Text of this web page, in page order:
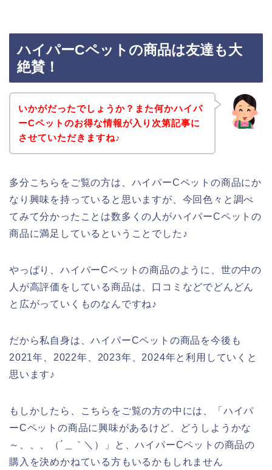
ハイパーCペットの商品は友達も大
絶賛！
いかがだったでしょうか？また何かハイパ
ーCペットのお得な情報が入り次第記事に
させていただきますね♪
多分こちらをご覧の方は、ハイパーCペットの商品にか
なり興味を持っていると思いますが、今回色々と調べ
てみて分かったことは数多くの人がハイパーCペットの
商品に満足しているということでした♪
やっぱり、ハイパーCペットの商品のように、世の中の
人が高評価をしている商品は、口コミなどでどんどん
と広がっていくものなんですね♪
だから私自身は、ハイパーCペットの商品を今後も
2021年、2022年、2023年、2024年と利用していくと
思います♪
もしかしたら、こちらをご覧の方の中には、「ハイパ
ーCペットの商品に興味があるけど、どうしようかな
～、、、（´＿｀＼）」と、ハイパーCペットの商品の
購入を決めかねている方もいるかもしれません